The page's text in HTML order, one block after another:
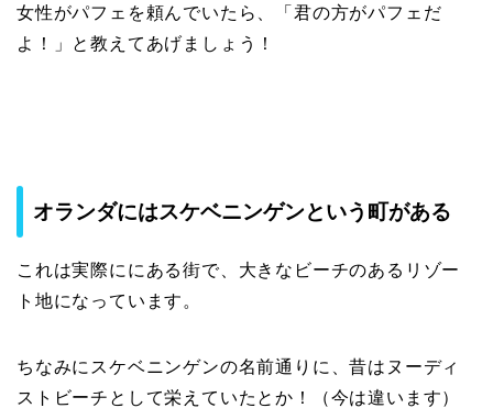
女性がパフェを頼んでいたら、「君の方がパフェだ
よ！」と教えてあげましょう！
オランダにはスケベニンゲンという町がある
これは実際ににある街で、大きなビーチのあるリゾー
ト地になっています。
ちなみにスケベニンゲンの名前通りに、昔はヌーディ
ストビーチとして栄えていたとか！（今は違います）